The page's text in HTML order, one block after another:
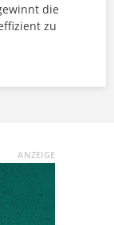
die
zu
ANZEIGE